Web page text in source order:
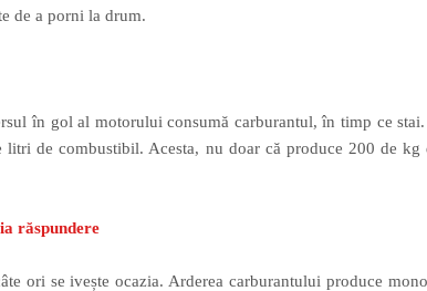
de a porni la drum.
în gol al motorului consumă carburantul, în timp ce
de combustibil. Acesta, nu doar că produce 200 de
răspundere
ori se ivește ocazia. Arderea carburantului produce